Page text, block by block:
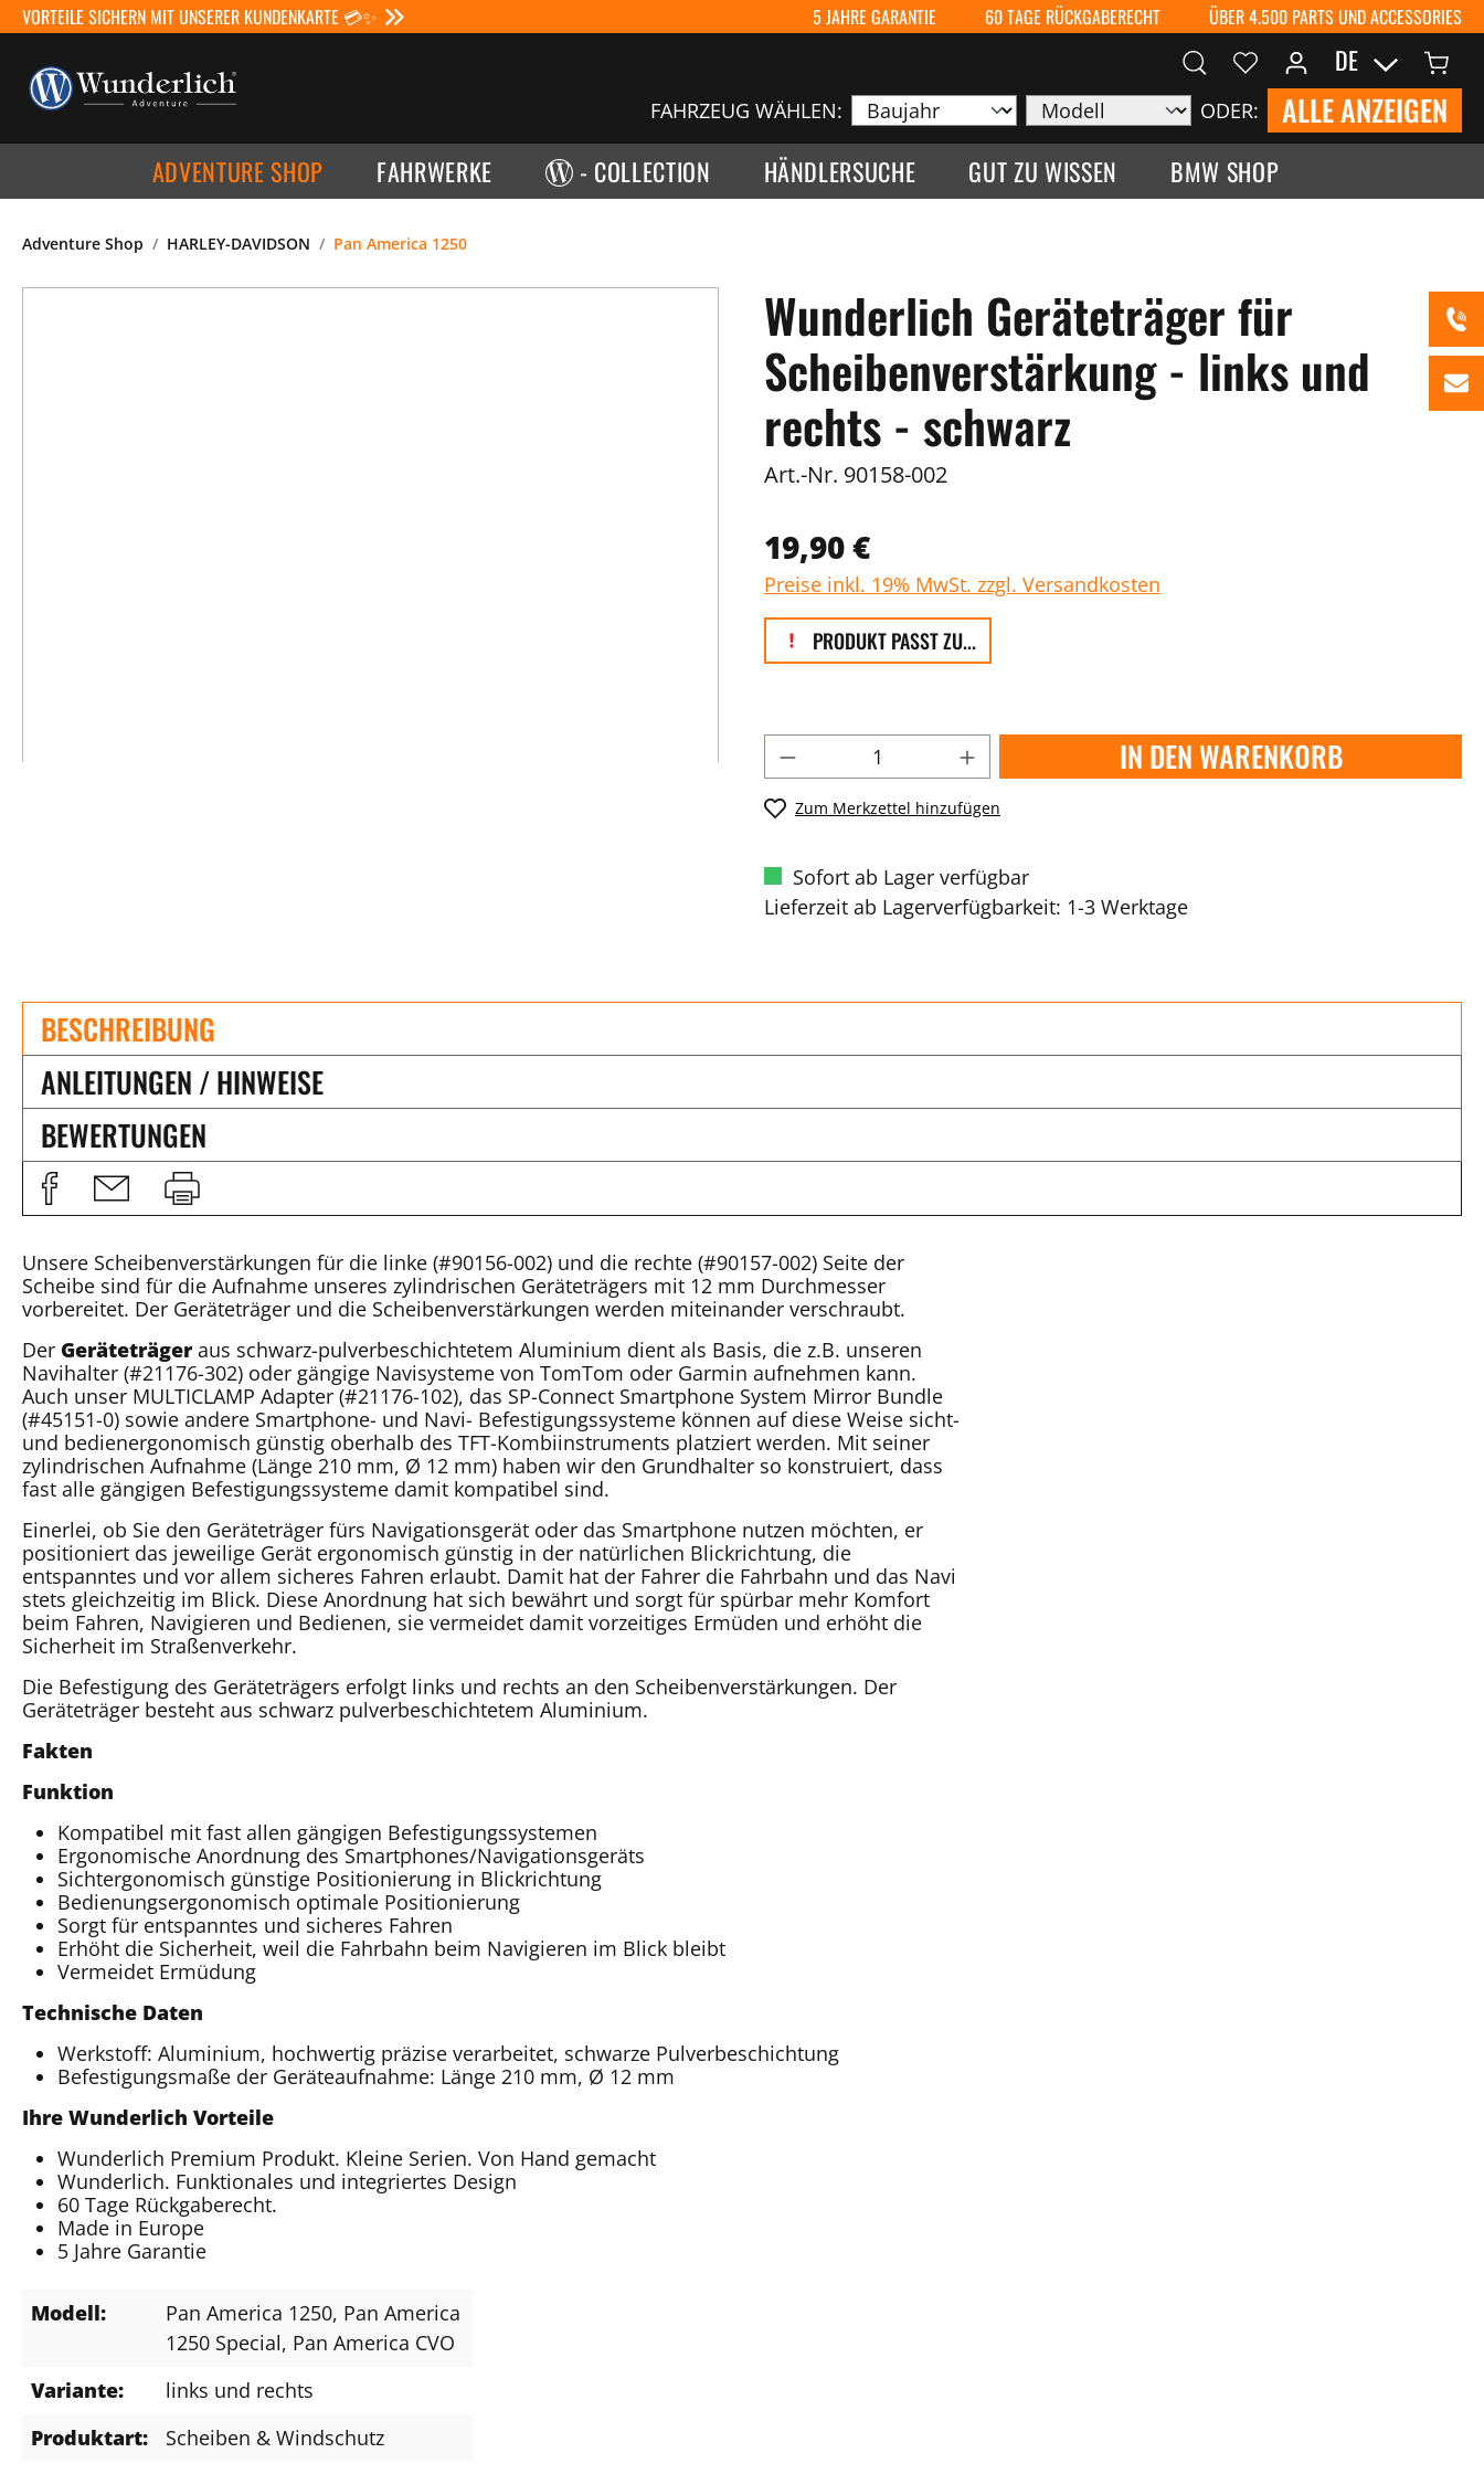
VORTEILE SICHERN MIT UNSERER KUNDENKARTE 💳✨ 5 JAHRE GARANTIE 60 TAGE RÜCKGABERECHT ÜBER 4.500 PARTS UND ACCESSORIES
FAHRZEUG WÄHLEN: ODER: ALLE ANZEIGEN
DE
ADVENTURE SHOP FAHRWERKE - COLLECTION HÄNDLERSUCHE GUT ZU WISSEN BMW SHOP
Adventure Shop HARLEY-DAVIDSON Pan America 1250
Wunderlich Geräteträger für
Scheibenverstärkung - links und
rechts - schwarz
Art.-Nr. 90158-002
19,90 €
Preise inkl. 19% MwSt. zzgl. Versandkosten
PRODUKT PASST ZU...
IN DEN WARENKORB
Zum Merkzettel hinzufügen
Sofort ab Lager verfügbar
Lieferzeit ab Lagerverfügbarkeit: 1-3 Werktage
BESCHREIBUNG
ANLEITUNGEN / HINWEISE
BEWERTUNGEN
Unsere Scheibenverstärkungen für die linke (#90156-002) und die rechte (#90157-002) Seite der
Scheibe sind für die Aufnahme unseres zylindrischen Geräteträgers mit 12 mm Durchmesser
vorbereitet. Der Geräteträger und die Scheibenverstärkungen werden miteinander verschraubt.
Der Geräteträgeraus schwarz-pulverbeschichtetem Aluminium dient als Basis, die z.B. unseren
Navihalter (#21176-302) oder gängige Navisysteme von TomTom oder Garmin aufnehmen kann.
Auch unser MULTICLAMP Adapter (#21176-102), das SP-Connect Smartphone System Mirror Bundle
(#45151-0) sowie andere Smartphone- und Navi- Befestigungssysteme können auf diese Weise sicht-
und bedienergonomisch günstig oberhalb des TFT-Kombiinstruments platziert werden. Mit seiner
zylindrischen Aufnahme (Länge 210 mm, Ø 12 mm) haben wir den Grundhalter so konstruiert, dass
fast alle gängigen Befestigungssysteme damit kompatibel sind.
Einerlei, ob Sie den Geräteträger fürs Navigationsgerät oder das Smartphone nutzen möchten, er
positioniert das jeweilige Gerät ergonomisch günstig in der natürlichen Blickrichtung, die
entspanntes und vor allem sicheres Fahren erlaubt. Damit hat der Fahrer die Fahrbahn und das Navi
stets gleichzeitig im Blick. Diese Anordnung hat sich bewährt und sorgt für spürbar mehr Komfort
beim Fahren, Navigieren und Bedienen, sie vermeidet damit vorzeitiges Ermüden und erhöht die
Sicherheit im Straßenverkehr.
Die Befestigung des Geräteträgers erfolgt links und rechts an den Scheibenverstärkungen. Der
Geräteträger besteht aus schwarz pulverbeschichtetem Aluminium.
Fakten
Funktion
Kompatibel mit fast allen gängigen Befestigungssystemen
Ergonomische Anordnung des Smartphones/Navigationsgeräts
Sichtergonomisch günstige Positionierung in Blickrichtung
Bedienungsergonomisch optimale Positionierung
Sorgt für entspanntes und sicheres Fahren
Erhöht die Sicherheit, weil die Fahrbahn beim Navigieren im Blick bleibt
Vermeidet Ermüdung
Technische Daten
Werkstoff: Aluminium, hochwertig präzise verarbeitet, schwarze Pulverbeschichtung
Befestigungsmaße der Geräteaufnahme: Länge 210 mm, Ø 12 mm
Ihre Wunderlich Vorteile
Wunderlich Premium Produkt. Kleine Serien. Von Hand gemacht
Wunderlich. Funktionales und integriertes Design
60 Tage Rückgaberecht.
Made in Europe
5 Jahre Garantie
Modell: Pan America 1250, Pan America
1250 Special, Pan America CVO
Variante:
links und rechts
Produktart:
Scheiben & Windschutz